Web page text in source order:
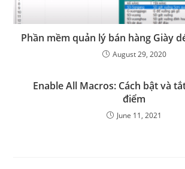
Phần mềm quản lý bán hàng Giày
August 29, 2020
Enable All Macros: Cách bật và
điểm
June 11, 2021